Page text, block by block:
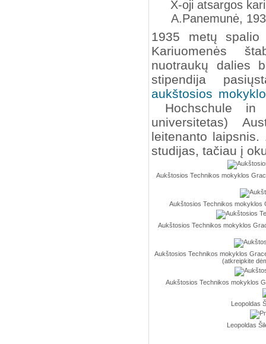
X-oji atsargos
A.Panemunė,
1935 metų
Kariuomenės
nuotraukų dalies
stipendija
aukštosios
Hochschule in
universitetas)
leitenanto
studijas, tačiau į
Aukštosios Technikos mokyklos
Aukštosios Technikos mokyklos
Aukštosios Technikos mokyklos
Aukštosios Technikos mokyklos
(atkreipkite
Aukštosios Technikos mokyklos
Leopoldas
Leopoldas